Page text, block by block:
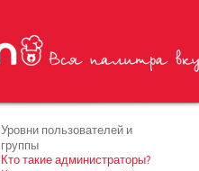
Уровни пользователей и
группы
Кто такие администраторы?